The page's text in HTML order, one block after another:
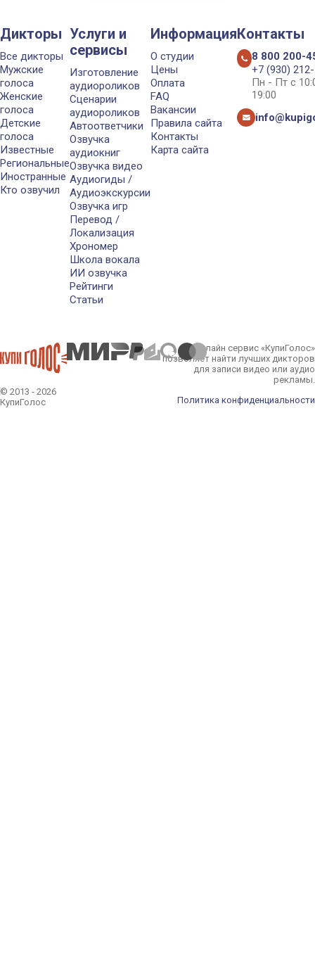
Дикторы
Все дикторы
Мужские
голоса
Женские
голоса
Детские
голоса
Известные
Региональные
Иностранные
Кто озвучил
Услуги и
сервисы
Изготовление
аудиороликов
Сценарии
аудиороликов
Автоответчики
Озвучка
аудиокниг
Озвучка видео
Аудиогиды /
Аудиоэкскурсии
Озвучка игр
Перевод /
Локализация
Хрономер
Школа вокала
ИИ озвучка
Рейтинги
Статьи
Информация
О студии
Цены
Оплата
FAQ
Вакансии
Правила сайта
Контакты
Карта сайта
Контакты
8 800 200-
+7 (930)
Пн - Пт с
19:00
© 2013 - 2026
КупиГолос
Онлайн сервис «КупиГолос»
позволяет найти лучших дикторов
для записи видео или аудио
рекламы.
Политика конфиденциальности